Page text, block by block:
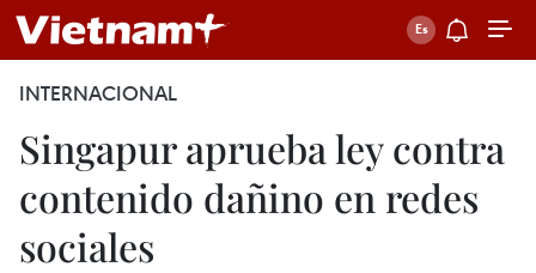
INTERNACIONAL
Singapur aprueba ley contra
contenido dañino en redes
sociales